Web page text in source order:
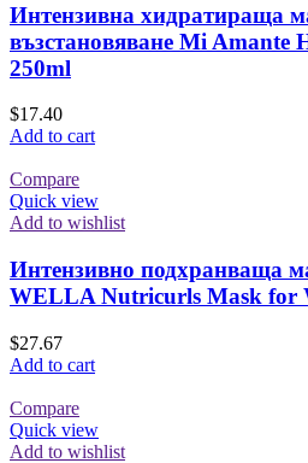
Интензивна хидратираща
възстановяване Mi
250ml
$17.40
Add to cart
Compare
Quick view
Add to wishlist
Интензивно подхранваща
WELLA Nutricurls Mask for
$27.67
Add to cart
Compare
Quick view
Add to wishlist